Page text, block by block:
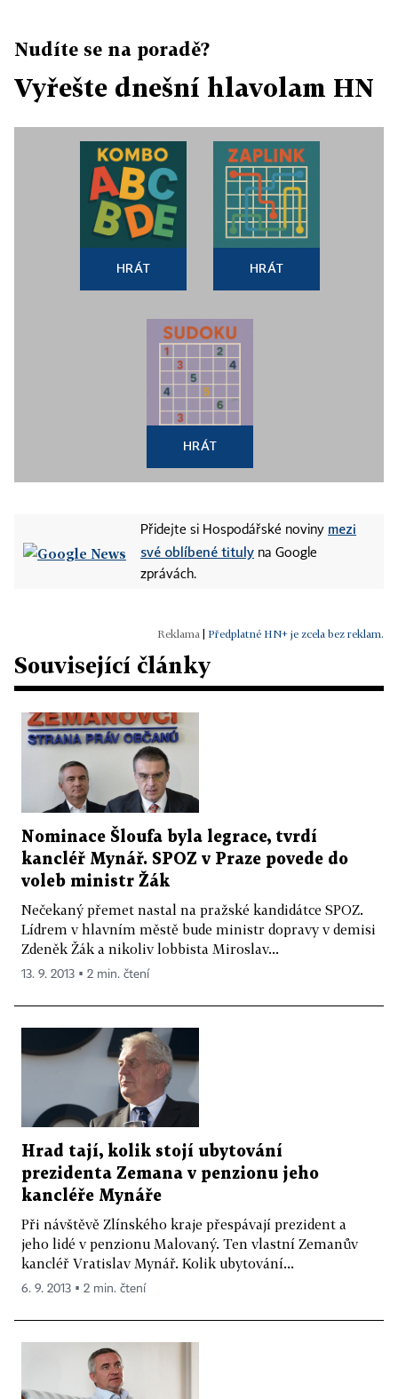
Nudíte se na poradě?
Vyřešte dnešní hlavolam HN
HRÁT HRÁT
HRÁT
Přidejte si Hospodářské noviny mezi
své oblíbené tituly na Google
zprávách.
Předplatné HN+ je zcela bez reklam.
Související články
Nominace Šloufa byla legrace, tvrdí
kancléř Mynář. SPOZ v Praze povede do
voleb ministr Žák
Nečekaný přemet nastal na pražské kandidátce SPOZ.
Lídrem v hlavním městě bude ministr dopravy v demisi
Zdeněk Žák a nikoliv lobbista Miroslav...
13. 9. 2013 ▪ 2 min. čtení
Hrad tají, kolik stojí ubytování
prezidenta Zemana v penzionu jeho
kancléře Mynáře
Při návštěvě Zlínského kraje přespávají prezident a
jeho lidé v penzionu Malovaný. Ten vlastní Zemanův
kancléř Vratislav Mynář. Kolik ubytování...
6. 9. 2013 ▪ 2 min. čtení